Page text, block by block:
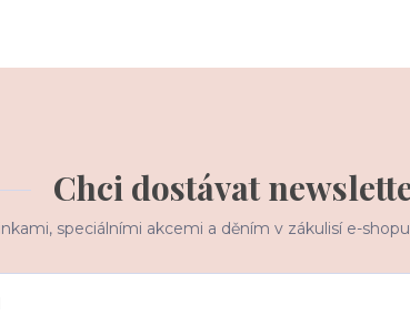
Chci dostávat
speciálními akcemi a děním v zákulisí e-